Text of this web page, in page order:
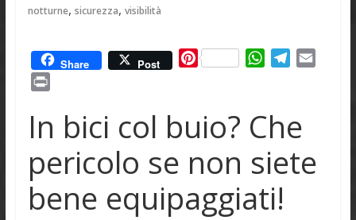
notturne, sicurezza, visibilità
Share Post
P
e
r
e
s
t
W
t
s
A
p
p
g
r
a
i
n
t
In bici col buio? Che
pericolo se non siete
bene equipaggiati!